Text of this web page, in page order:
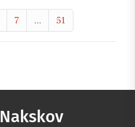
7 ... 51
Nakskov